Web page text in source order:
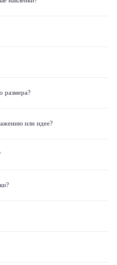
размера?
или идее?